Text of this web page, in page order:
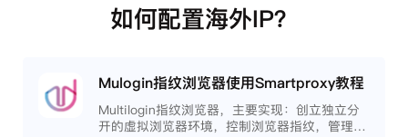
如何配置海外IP？
Mulogin指纹浏览器使用Smartproxy教程
Multilogin指纹浏览器，主要实现：创立独立分
开的虚拟浏览器环境，控制浏览器指纹，管理多